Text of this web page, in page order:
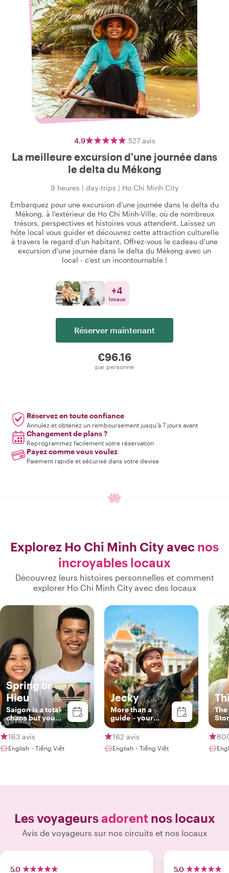
4.9 527 avis
La meilleure excursion d'une journée dans
le delta du Mékong
9 heures | day-trips | Ho Chi Minh City
Embarquez pour une excursion d'une journée dans le delta du
Mékong, à l'extérieur de Ho Chi Minh-Ville, où de nombreux
trésors, perspectives et histoires vous attendent. Laissez un
hôte local vous guider et découvrez cette attraction culturelle
à travers le regard d'un habitant. Offrez-vous le cadeau d'une
excursion d'une journée dans le delta du Mékong avec un
local - c'est un incontournable !
Réserver maintenant
€96.16
par personne
+4
locaux
Réservez en toute confiance
Annulez et obtenez un remboursement jusqu'à 7 jours avant
Changement de plans ?
Reprogrammez facilement votre réservation
Payez comme vous voulez
Paiement rapide et sécurisé dans votre devise
Explorez Ho Chi Minh City avec nos
incroyables locaux
Découvrez leurs histoires personnelles et comment
explorer Ho Chi Minh City avec des locaux
Spring or
Hieu
Saigon is a total
chaos but you
are at peace with
me.
163 avis
English・Tiếng Việt
Jecky
More than a
guide – your
storyteller & local
friend in Vietnam
162 avis
English・Tiếng Việt
Les voyageursadorentnos locaux
Avis de voyageurs sur nos circuits et nos locaux
5.0 5.0